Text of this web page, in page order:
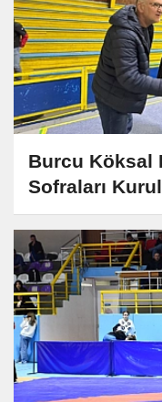
Burcu Köksal
Sofraları